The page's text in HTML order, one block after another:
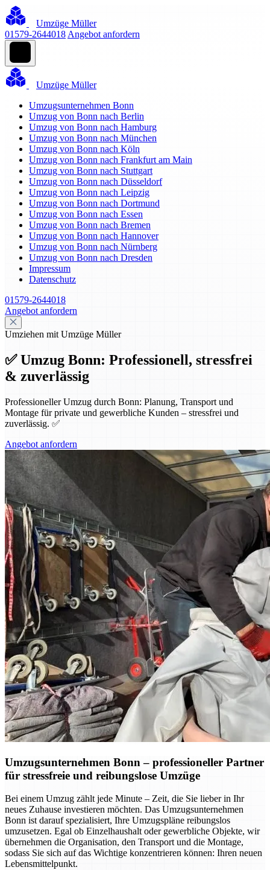
Umzüge Müller
01579-2644018 Angebot anfordern
Umzüge Müller
Umzugsunternehmen Bonn
Umzug von Bonn nach Berlin
Umzug von Bonn nach Hamburg
Umzug von Bonn nach München
Umzug von Bonn nach Köln
Umzug von Bonn nach Frankfurt am Main
Umzug von Bonn nach Stuttgart
Umzug von Bonn nach Düsseldorf
Umzug von Bonn nach Leipzig
Umzug von Bonn nach Dortmund
Umzug von Bonn nach Essen
Umzug von Bonn nach Bremen
Umzug von Bonn nach Hannover
Umzug von Bonn nach Nürnberg
Umzug von Bonn nach Dresden
Impressum
Datenschutz
01579-2644018
Angebot anfordern
Umziehen mit Umzüge Müller
✅ Umzug Bonn: Professionell, stressfrei
& zuverlässig
Professioneller Umzug durch Bonn: Planung, Transport und
Montage für private und gewerbliche Kunden – stressfrei und
zuverlässig. ✅
Angebot anfordern
Umzugsunternehmen Bonn – professioneller Partner
für stressfreie und reibungslose Umzüge
Bei einem Umzug zählt jede Minute – Zeit, die Sie lieber in Ihr
neues Zuhause investieren möchten. Das Umzugsunternehmen
Bonn ist darauf spezialisiert, Ihre Umzugspläne reibungslos
umzusetzen. Egal ob Einzelhaushalt oder gewerbliche Objekte, wir
übernehmen die Organisation, den Transport und die Montage,
sodass Sie sich auf das Wichtige konzentrieren können: Ihren neuen
Lebensmittelpunkt.